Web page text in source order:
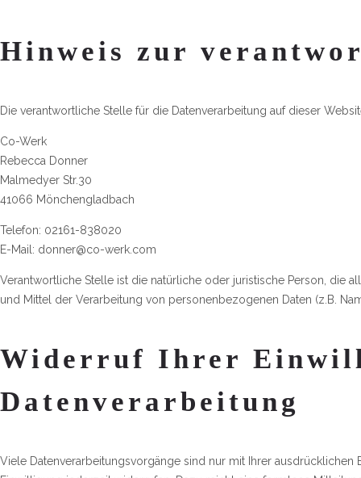
Hinweis zur
Die verantwortliche Stelle für die Datenverarbeitung auf dieser
Co-Werk
Rebecca Donner
Malmedyer Str.30
41066 Mönchengladbach
Telefon: 02161-838020
E-Mail: donner@co-werk.com
Verantwortliche Stelle ist die natürliche oder juristische Person, die
und Mittel der Verarbeitung von personenbezogenen Daten (z.B.
Widerruf Ihrer
Datenverarbeitung
Viele Datenverarbeitungsvorgänge sind nur mit Ihrer